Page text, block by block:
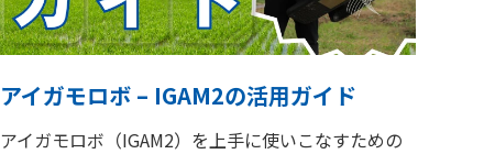
アイガモロボ – IGAM2の活用ガイド
アイガモロボ（IGAM2）を上手に使いこなすための